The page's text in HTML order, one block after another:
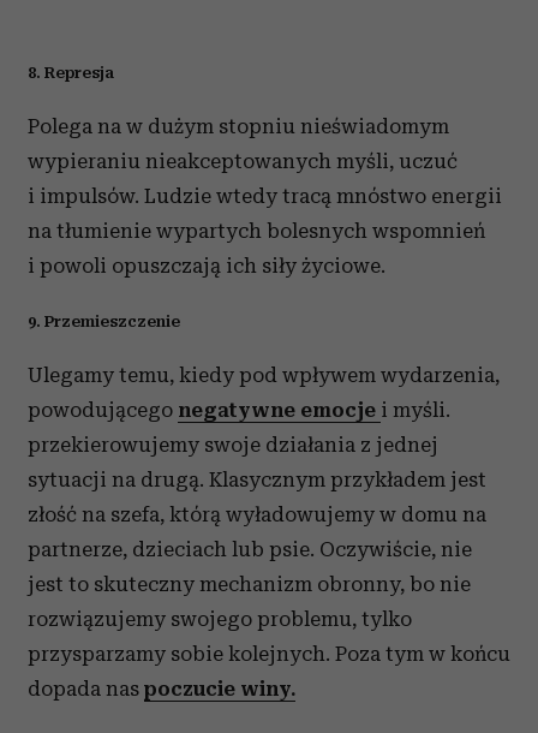
8. Represja
Polega na w dużym stopniu nieświadomym
wypieraniu nieakceptowanych myśli, uczuć
i impulsów. Ludzie wtedy tracą mnóstwo energii
na tłumienie wypartych bolesnych wspomnień
i powoli opuszczają ich siły życiowe.
9. Przemieszczenie
Ulegamy temu, kiedy pod wpływem wydarzenia,
powodującego negatywne emocje i myśli.
przekierowujemy swoje działania z jednej
sytuacji na drugą. Klasycznym przykładem jest
złość na szefa, którą wyładowujemy w domu na
partnerze, dzieciach lub psie. Oczywiście, nie
jest to skuteczny mechanizm obronny, bo nie
rozwiązujemy swojego problemu, tylko
przysparzamy sobie kolejnych. Poza tym w końcu
dopada nas poczucie winy.